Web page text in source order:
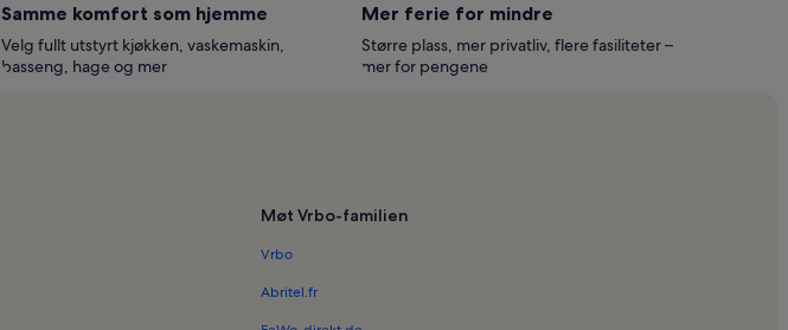
Samme komfort som hjemme
Velg fullt utstyrt kjøkken, vaskemaskin,
basseng, hage og mer
Mer ferie for mindre
Større plass, mer privatliv, flere fasiliteter –
mer for pengene
Møt Vrbo-familien
Vrbo
Abritel.fr